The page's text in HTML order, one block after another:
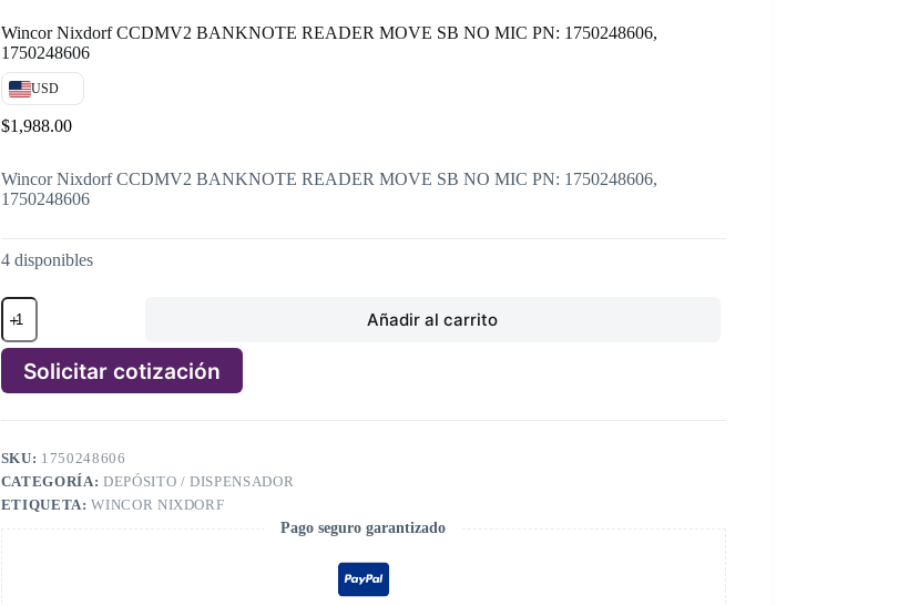
Wincor Nixdorf CCDMV2 BANKNOTE READER MOVE SB NO MIC PN: 1750248606,
1750248606
USD
$1,988.00
Wincor Nixdorf CCDMV2 BANKNOTE READER MOVE SB NO MIC PN: 1750248606,
1750248606
4 disponibles
Wincor
Nixdorf
CCDMV2
BANKNOTE
READER
MOVE
SB
MIC
PN:
1750248606
cantidad
Añadir al carrito
Solicitar cotización
l
e
r
n
t
i
v
SKU: 1750248606
CATEGORÍA: DEPÓSITO / DISPENSADOR
ETIQUETA:WINCOR NIXDORF
Pago seguro garantizado